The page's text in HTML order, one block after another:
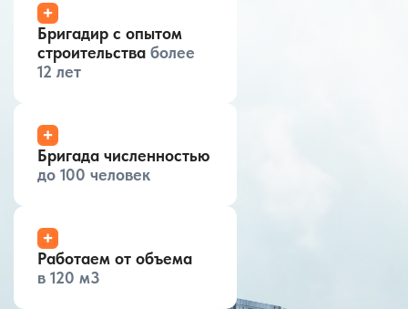
+
Бригадир с опытом
строительства более
12 лет
+
Бригада численностью
до 100 человек
+
Работаем от объема
в 120 м3